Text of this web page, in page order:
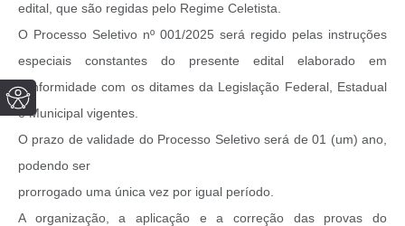
edital, que são regidas pelo Regime Celetista.
O Processo Seletivo nº 001/2025 será regido pelas instruções
especiais constantes do presente edital elaborado em
conformidade com os ditames da Legislação Federal, Estadual
e Municipal vigentes.
O prazo de validade do Processo Seletivo será de 01 (um) ano,
podendo ser
prorrogado uma única vez por igual período.
A organização, a aplicação e a correção das provas do